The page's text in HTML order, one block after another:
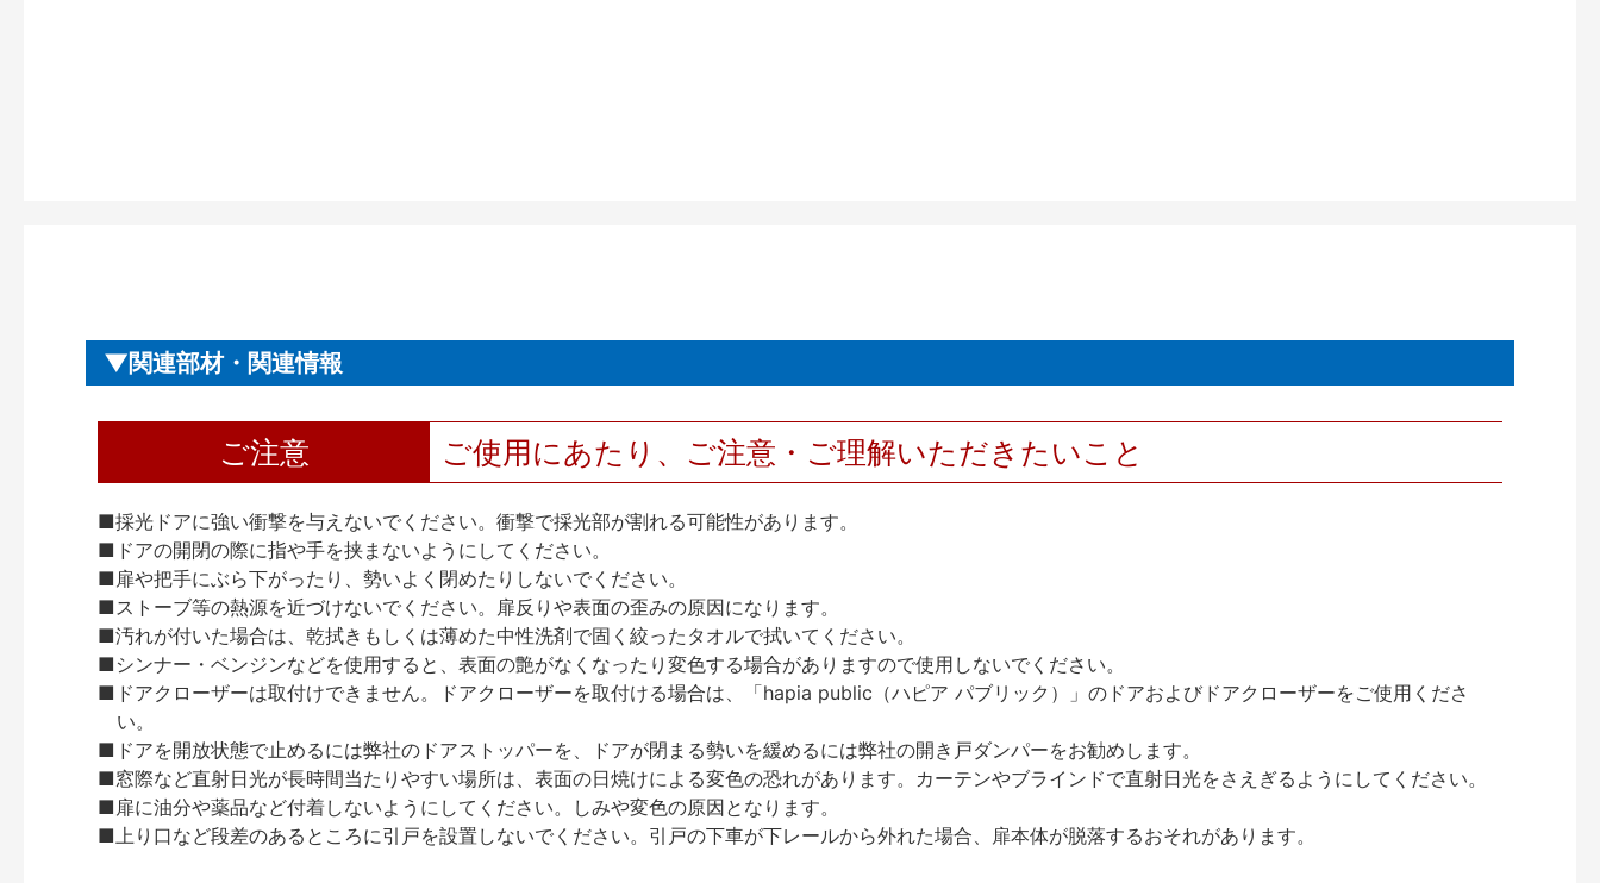
関連部材・関連情報
ご注意 ご使用にあたり、ご注意・ご理解いただきたいこと
■採光ドアに強い衝撃を与えないでください。衝撃で採光部が割れる可能性があります。
■ドアの開閉の際に指や手を挟まないようにしてください。
■扉や把手にぶら下がったり、勢いよく閉めたりしないでください。
■ストーブ等の熱源を近づけないでください。扉反りや表面の歪みの原因になります。
■汚れが付いた場合は、乾拭きもしくは薄めた中性洗剤で固く絞ったタオルで拭いてください。
■シンナー・ベンジンなどを使用すると、表面の艶がなくなったり変色する場合がありますので使用しないでください。
■ドアクローザーは取付けできません。ドアクローザーを取付ける場合は、「hapia public（ハピア パブリック）」のドアおよびドアクローザーをご使用くださ
い。
■ドアを開放状態で止めるには弊社のドアストッパーを、ドアが閉まる勢いを緩めるには弊社の開き戸ダンパーをお勧めします。
■窓際など直射日光が長時間当たりやすい場所は、表面の日焼けによる変色の恐れがあります。カーテンやブラインドで直射日光をさえぎるようにしてください。
■扉に油分や薬品など付着しないようにしてください。しみや変色の原因となります。
■上り口など段差のあるところに引戸を設置しないでください。引戸の下車が下レールから外れた場合、扉本体が脱落するおそれがあります。